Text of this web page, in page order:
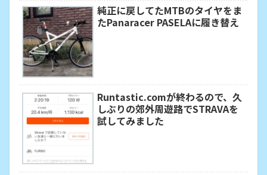
純正に戻してたMTBのタイヤをま
たPanaracer PASELAに履き替え
Runtastic.comが終わるので、久
しぶりの郊外周遊路でSTRAVAを
試してみました